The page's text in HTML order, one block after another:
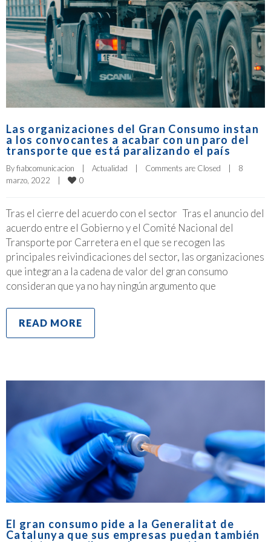
Las organizaciones del Gran Consumo instan
a los convocantes a acabar con un paro del
transporte que está paralizando el país
By fiabcomunicacion Actualidad Comments are Closed
8
marzo, 2022
0
Tras el cierre del acuerdo con el sector Tras el anuncio del
acuerdo entre el Gobierno y el Comité Nacional del
Transporte por Carretera en el que se recogen las
principales reivindicaciones del sector, las organizaciones
que integran a la cadena de valor del gran consumo
consideran que ya no hay ningún argumento que
READ MORE
El gran consumo pide a la Generalitat de
Catalunya que sus empresas puedan también